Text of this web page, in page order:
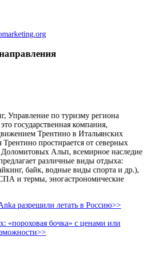
Управление по туризму региона
государственная компания,
Трентино в Итальянских
простирается от северных
Доломитовых Альп, всемирное наследие
различные виды отдыха:
байк, водные виды спорта и др.),
и термы, эногастрономические
разрешили летать в Россию>>
«пороховая бочка» с ценами или